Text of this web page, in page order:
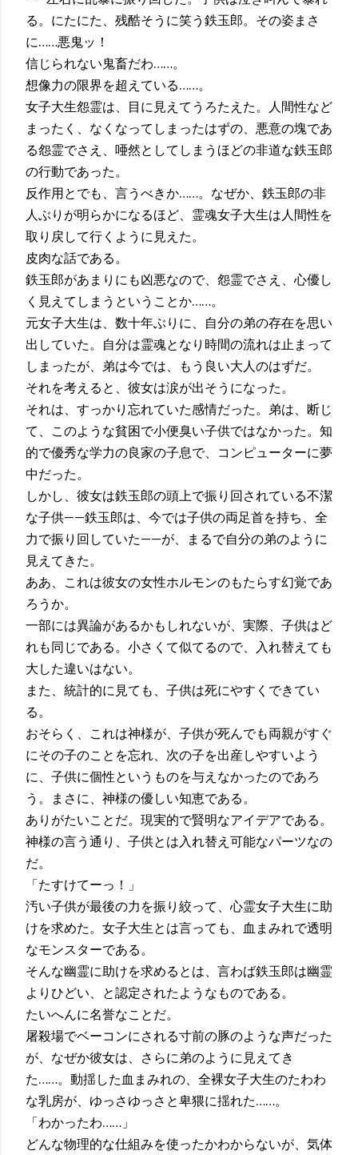
る。にたにた、残酷そうに笑う鉄玉郎。その姿まさ
に……悪鬼ッ！
信じられない鬼畜だわ……。
想像力の限界を超えている……。
女子大生怨霊は、目に見えてうろたえた。人間性など
まったく、なくなってしまったはずの、悪意の塊であ
る怨霊でさえ、唖然としてしまうほどの非道な鉄玉郎
の行動であった。
反作用とでも、言うべきか……。なぜか、鉄玉郎の非
人ぶりが明らかになるほど、霊魂女子大生は人間性を
取り戻して行くように見えた。
皮肉な話である。
鉄玉郎があまりにも凶悪なので、怨霊でさえ、心優し
く見えてしまうということか……。
元女子大生は、数十年ぶりに、自分の弟の存在を思い
出していた。自分は霊魂となり時間の流れは止まって
しまったが、弟は今では、もう良い大人のはずだ。
それを考えると、彼女は涙が出そうになった。
それは、すっかり忘れていた感情だった。弟は、断じ
て、このような貧困で小便臭い子供ではなかった。知
的で優秀な学力の良家の子息で、コンピューターに夢
中だった。
しかし、彼女は鉄玉郎の頭上で振り回されている不潔
な子供——鉄玉郎は、今では子供の両足首を持ち、全
力で振り回していた——が、まるで自分の弟のように
見えてきた。
ああ、これは彼女の女性ホルモンのもたらす幻覚であ
ろうか。
一部には異論があるかもしれないが、実際、子供はど
れも同じである。小さくて似てるので、入れ替えても
大した違いはない。
また、統計的に見ても、子供は死にやすくできてい
る。
おそらく、これは神様が、子供が死んでも両親がすぐ
にその子のことを忘れ、次の子を出産しやすいよう
に、子供に個性というものを与えなかったのであろ
う。まさに、神様の優しい知恵である。
ありがたいことだ。現実的で賢明なアイデアである。
神様の言う通り、子供とは入れ替え可能なパーツなの
だ。
「たすけてーっ！」
汚い子供が最後の力を振り絞って、心霊女子大生に助
けを求めた。女子大生とは言っても、血まみれで透明
なモンスターである。
そんな幽霊に助けを求めるとは、言わば鉄玉郎は幽霊
よりひどい、と認定されたようなものである。
たいへんに名誉なことだ。
屠殺場でベーコンにされる寸前の豚のような声だった
が、なぜか彼女は、さらに弟のように見えてき
た……。動揺した血まみれの、全裸女子大生のたわわ
な乳房が、ゆっさゆっさと卑猥に揺れた……。
「わかったわ……」
どんな物理的な仕組みを使ったかわからないが、気体